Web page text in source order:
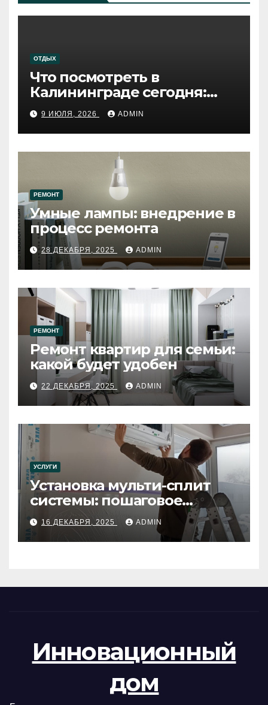
ОТДЫХ
Что посмотреть в
Калининграде сегодня:
путеводитель по самому
западному городу России
9 ИЮЛЯ, 2026 ADMIN
РЕМОНТ
Умные лампы: внедрение в
процесс ремонта
28 ДЕКАБРЯ, 2025 ADMIN
РЕМОНТ
Ремонт квартир для семьи:
какой будет удобен
22 ДЕКАБРЯ, 2025 ADMIN
УСЛУГИ
Установка мульти-сплит
системы: пошаговое
руководство
16 ДЕКАБРЯ, 2025 ADMIN
Инновационный
дом